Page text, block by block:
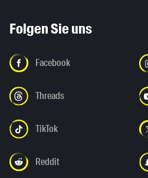
Folgen Sie uns
Facebook
Threads
TikTok
Reddit